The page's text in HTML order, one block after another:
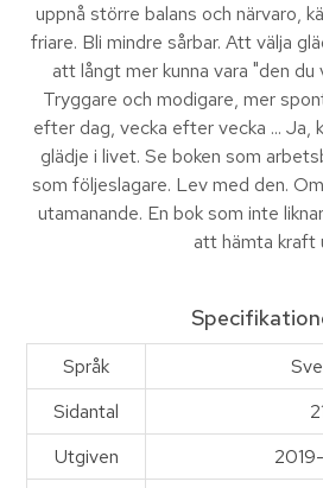
uppnå större balans och närvaro,
friare. Bli mindre sårbar. Att välja
att långt mer kunna vara "den du
Tryggare och modigare, mer
efter dag, vecka efter vecka ... Ja,
glädje i livet. Se boken som
som följeslagare. Lev med den.
utamanande. En bok som inte
att hämta kraft
Språk
Sidantal
Utgiven